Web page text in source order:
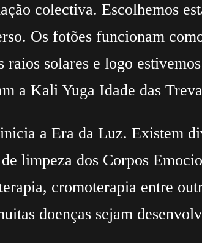
colectiva. Escolhemos
Os fotões funcionam
solares e logo
a Kali Yuga Idade das
a Era da Luz. Existem
limpeza dos Corpos
cromoterapia entre
doenças sejam